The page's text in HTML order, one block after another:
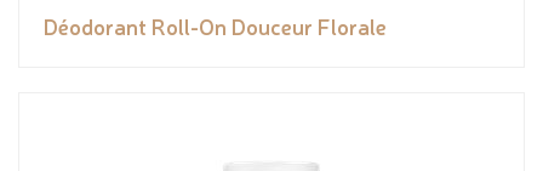
Déodorant Roll-On Douceur Florale